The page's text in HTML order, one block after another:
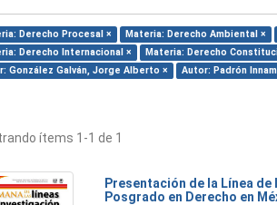
Derecho Procesal × Materia: Derecho Ambiental ×
Derecho Internacional ×
Materia: Derecho
González Galván, Jorge Alberto ×
Autor: Padrón
ítems 1-1 de 1
Presentación de la Línea de
Posgrado en Derecho en